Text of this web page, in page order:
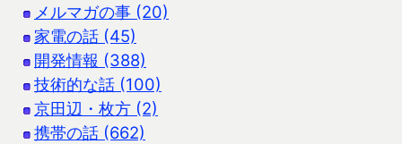
メルマガの事 (20)
家電の話 (45)
開発情報 (388)
技術的な話 (100)
京田辺・枚方 (2)
携帯の話 (662)